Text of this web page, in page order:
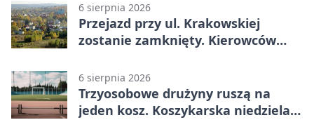
6 sierpnia 2026
Przejazd przy ul. Krakowskiej
zostanie zamknięty. Kierowców
6 sierpnia 2026
Trzyosobowe drużyny ruszą na
jeden kosz. Koszykarska niedziela